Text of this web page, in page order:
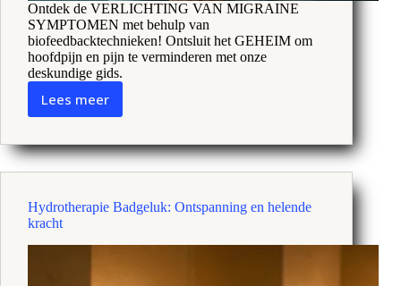
Ontdek de VERLICHTING VAN MIGRAINE
SYMPTOMEN met behulp van
biofeedbacktechnieken! Ontsluit het GEHEIM om
hoofdpijn en pijn te verminderen met onze
deskundige gids.
Lees meerBiofeedback
migraine:
Verlichting
van
Hydrotherapie Badgeluk: Ontspanning en helende
kracht